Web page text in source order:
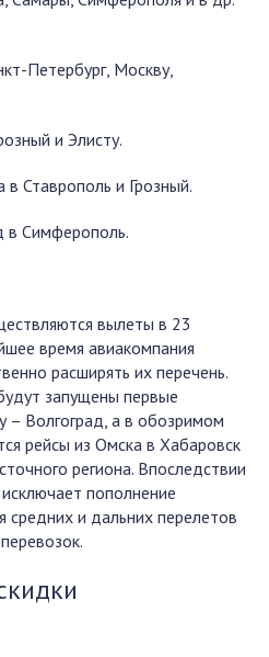
Петербург, Москву,
и Элисту.
и Грозный.
Симферополь.
вылеты в 23
время авиакомпания
расширять их перечень.
запущены первые
– Волгоград, а в обозримом
рейсы из Омска в Хабаровск
региона. Впоследствии
пополнение
средних и дальних перелетов